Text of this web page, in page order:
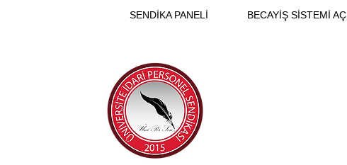
SENDİKA PANELİ BECAYİŞ SİSTEMİ